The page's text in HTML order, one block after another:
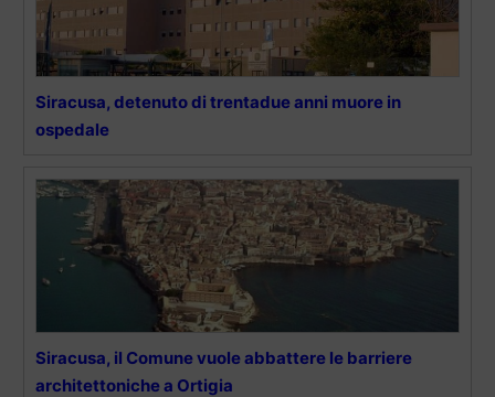
Siracusa, detenuto di trentadue anni muore in
ospedale
Siracusa, il Comune vuole abbattere le barriere
architettoniche a Ortigia